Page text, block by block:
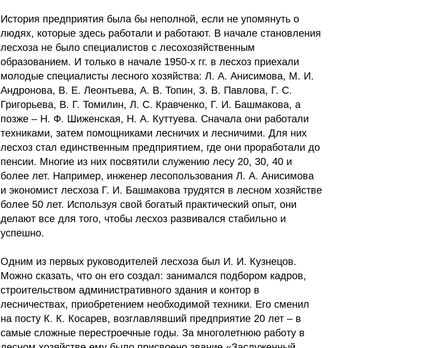
История предприятия была бы неполной, если не упомянуть о
людях, которые здесь работали и работают. В начале становления
лесхоза не было специалистов с лесохозяйственным
образованием. И только в начале 1950-х гг. в лесхоз приехали
молодые специалисты лесного хозяйства: Л. А. Анисимова, М. И.
Андронова, В. Е. Леонтьева, А. В. Топин, З. В. Павлова, Г. С.
Григорьева, В. Г. Томилин, Л. С. Кравченко, Г. И. Башмакова, а
позже – Н. Ф. Шиженская, Н. А. Куттуева. Сначала они работали
техниками, затем помощниками лесничих и лесничими. Для них
лесхоз стал единственным предприятием, где они проработали до
пенсии. Многие из них посвятили служению лесу 20, 30, 40 и
более лет. Например, инженер лесопользования Л. А. Анисимова
и экономист лесхоза Г. И. Башмакова трудятся в лесном хозяйстве
более 50 лет. Используя свой богатый практический опыт, они
делают все для того, чтобы лесхоз развивался стабильно и
успешно.
Одним из первых руководителей лесхоза был И. И. Кузнецов.
Можно сказать, что он его создал: занимался подбором кадров,
строительством административного здания и контор в
лесничествах, приобретением необходимой техники. Его сменил
на посту К. К. Косарев, возглавлявший предприятие 20 лет – в
самые сложные перестроечные годы. За многолетнюю работу в